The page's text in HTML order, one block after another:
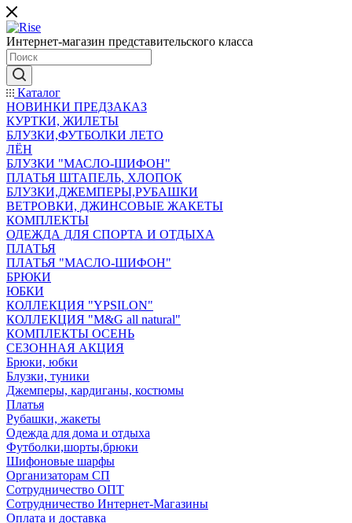
Интернет-магазин представительского класса
Каталог
НОВИНКИ ПРЕДЗАКАЗ
КУРТКИ, ЖИЛЕТЫ
БЛУЗКИ,ФУТБОЛКИ ЛЕТО
ЛЁН
БЛУЗКИ "МАСЛО-ШИФОН"
ПЛАТЬЯ ШТАПЕЛЬ, ХЛОПОК
БЛУЗКИ,ДЖЕМПЕРЫ,РУБАШКИ
ВЕТРОВКИ, ДЖИНСОВЫЕ ЖАКЕТЫ
КОМПЛЕКТЫ
ОДЕЖДА ДЛЯ СПОРТА И ОТДЫХА
ПЛАТЬЯ
ПЛАТЬЯ "МАСЛО-ШИФОН"
БРЮКИ
ЮБКИ
КОЛЛЕКЦИЯ "YPSILON"
КОЛЛЕКЦИЯ "M&G all natural"
КОМПЛЕКТЫ ОСЕНЬ
СЕЗОННАЯ АКЦИЯ
Брюки, юбки
Блузки, туники
Джемперы, кардиганы, костюмы
Платья
Рубашки, жакеты
Одежда для дома и отдыха
Футболки,шорты,брюки
Шифоновые шарфы
Организаторам СП
Сотрудничество ОПТ
Сотрудничество Интернет-Магазины
Оплата и доставка